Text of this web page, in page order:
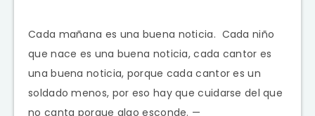
Cada mañana es una buena noticia. Cada niño
que nace es una buena noticia, cada cantor es
una buena noticia, porque cada cantor es un
soldado menos, por eso hay que cuidarse del que
no canta porque algo esconde. —